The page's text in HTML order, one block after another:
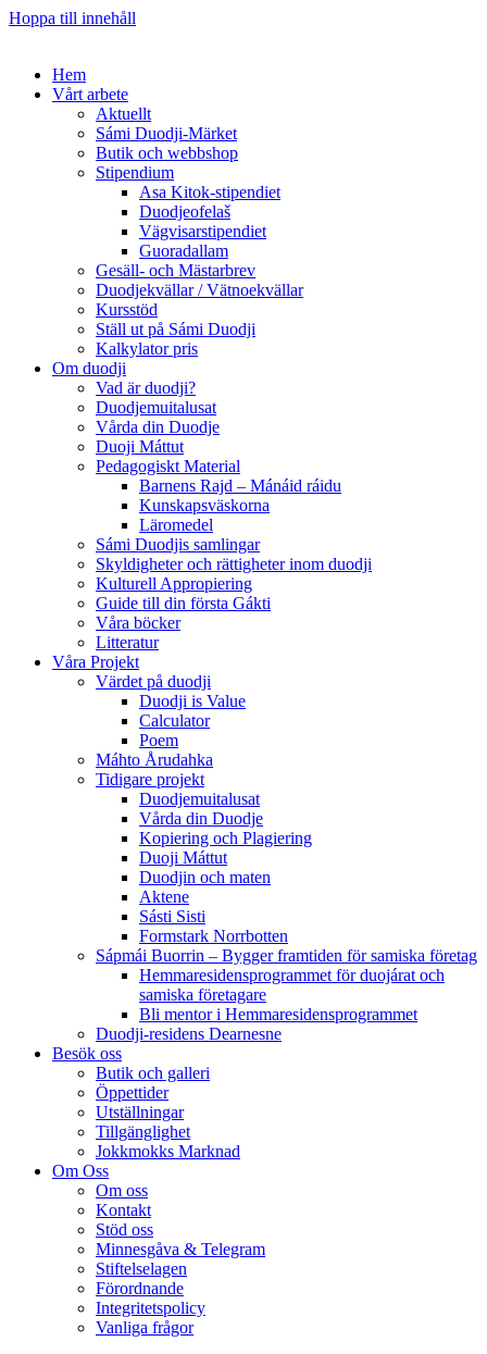
Hoppa till innehåll
Hem
Vårt arbete
Aktuellt
Sámi Duodji-Märket
Butik och webbshop
Stipendium
Asa Kitok-stipendiet
Duodjeofelaš
Vägvisarstipendiet
Guoradallam
Gesäll- och Mästarbrev
Duodjekvällar / Vätnoekvällar
Kursstöd
Ställ ut på Sámi Duodji
Kalkylator pris
Om duodji
Vad är duodji?
Duodjemuitalusat
Vårda din Duodje
Duoji Máttut
Pedagogiskt Material
Barnens Rajd – Mánáid ráidu
Kunskapsväskorna
Läromedel
Sámi Duodjis samlingar
Skyldigheter och rättigheter inom duodji
Kulturell Appropiering
Guide till din första Gákti
Våra böcker
Litteratur
Våra Projekt
Värdet på duodji​
Duodji is Value
Calculator
Poem
Máhto Årudahka
Tidigare projekt
Duodjemuitalusat
Vårda din Duodje
Kopiering och Plagiering
Duoji Máttut
Duodjin och maten
Aktene
Sásti Sisti
Formstark Norrbotten
Sápmái Buorrin – Bygger framtiden för samiska företag
Hemmaresidensprogrammet för duojárat och
samiska företagare​
Bli mentor i Hemmaresidensprogrammet
Duodji-residens Dearnesne
Besök oss
Butik och galleri
Öppettider
Utställningar
Tillgänglighet
Jokkmokks Marknad
Om Oss
Om oss
Kontakt
Stöd oss
Minnesgåva & Telegram
Stiftelselagen
Förordnande
Integritetspolicy
Vanliga frågor